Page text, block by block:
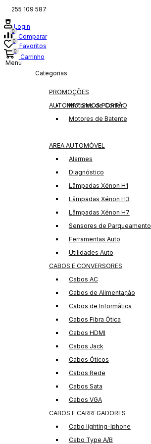
255 109 587
Login
0
Comparar
0
Favoritos
0
Carrinho
Menu
Categorias
PROMOÇÕES
AUTOMATISMOS PORTÃO
Motores de Correr
Motores de Batente
AREA AUTOMÓVEL
Alarmes
Diagnóstico
Lâmpadas Xénon H1
Lâmpadas Xénon H3
Lâmpadas Xénon H7
Sensores de Parqueamento
Ferramentas Auto
Utilidades Auto
CABOS E CONVERSORES
Cabos AC
Cabos de Alimentação
Cabos de Informática
Cabos Fibra Ótica
Cabos HDMI
Cabos Jack
Cabos Óticos
Cabos Rede
Cabos Sata
Cabos VGA
CABOS E CARREGADORES
Cabo lighting-Iphone
Cabo Type A/B